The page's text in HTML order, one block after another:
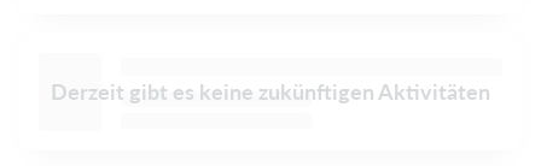
Derzeit gibt es keine zukünftigen Aktivitäten